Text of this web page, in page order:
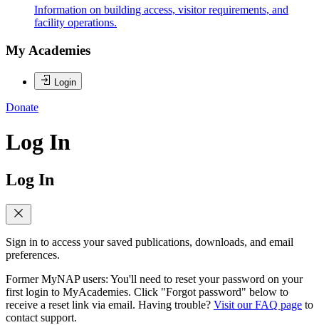
Information on building access, visitor requirements, and
facility operations.
My Academies
Login
Donate
Log In
Log In
Sign in to access your saved publications, downloads, and email
preferences.
Former MyNAP users: You'll need to reset your password on your
first login to MyAcademies. Click "Forgot password" below to
receive a reset link via email. Having trouble? Visit our FAQ page to
contact support.